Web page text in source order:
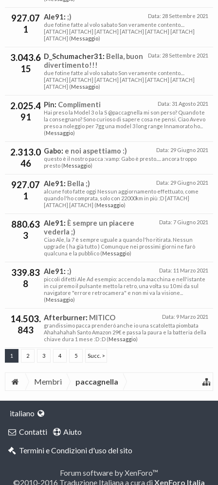
927.07
1
Data: 28 Settembre 2021
Ale91: ;)
due fotine fatte al volo sabato Son veramente contento....
[ATTACH] [ATTACH] [ATTACH] [ATTACH] [ATTACH] [ATTACH]
[ATTACH] (Messaggio)
3.043.6
15
Data: 28 Settembre 2021
D_Schumacher31: Bella, buon
divertimento!!!
due fotine fatte al volo sabato Son veramente contento....
[ATTACH] [ATTACH] [ATTACH] [ATTACH] [ATTACH] [ATTACH]
[ATTACH] (Messaggio)
2.025.4
91
Data: 31 Agosto 2021
Pin: Complimenti
Hai preso la Model 3 o la S @paccagnella mi son perso? Quando te
la consegnano? Sono curioso di sapere cosa ne pensi. Ciao Avevo
preso a noleggio per 7gg una model 3 long range Innamorato ho...
(Messaggio)
2.313.0
46
Data: 29 Giugno 2021
Gabo: e noi aspettiamo :)
questo è il nostro pacca :vamp: Gabo è presto..... ancora troppo
presto (Messaggio)
927.07
1
Data: 29 Giugno 2021
Ale91: Bella ;)
alcune foto fatte oggi Nessun aggiornamento effettuato, come
quando l'ho comprata, solo con 22000km in più :D [ATTACH]
[ATTACH] [ATTACH] (Messaggio)
880.63
3
Data: 7 Giugno 2021
Ale91: È sempre un piacere
vederla ;)
Ciao Ale, la 7 è sempre uguale a quando l'ho ritirata. Nessun
upgrade ( ha già tutto ) Comunque nei prossimi giorni ne farò
qualcuna e la pubblico (Messaggio)
339.83
8
Data: 11 Marzo 2021
Ale91: ;)
piccoli difetti Ale Ad esempio: accendo la macchina e nell'istante
in cui premo il pulsante metto la retro, una volta su 10 mi da sul
navigatore "errore retrocamera" e non mi va la visione...
(Messaggio)
14.503.
843
Data: 9 Marzo 2021
Afterburner: MITICO
grandissimo pacca prenderó anche io una scatoletta piombata
Ahahahahah Santo Amazon 29€ e passa la paura e la batteria della
chiave dura 1 mese :D :D (Messaggio)
1 2 3 4 5 Succ. >
Membri paccagnella
italiano
Contatti
Aiuto
Termini e Condizioni d'uso del sito
Forum software by XenForo™
©2010-2016 Traduzione Italiana a cura diXenForo Italia